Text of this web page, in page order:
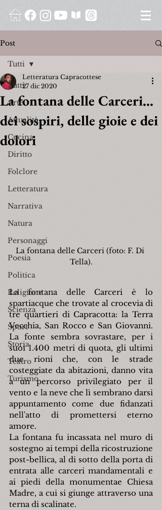
Post
Tutti
Arte
Attualità
Cucina
Diritto
Folclore
Letteratura
Narrativa
Natura
Personaggi
Poesia
Politica
Religione
Scienza
Sport
Storia
Teatro
Turismo
Tutti
La fontana delle Carceri...
dei sospiri, delle gioie e dei
dolori
Letteratura Capracottese
27 dic 2020
La fontana delle Carceri (foto: F. Di
Tella).
La fontana delle Carceri è lo
spartiacque che trovate al crocevia di
tre quartieri di Capracotta: la Terra
Vecchia, San Rocco e San Giovanni.
La fonte sembra sovrastare, per i
suoi 1.400 metri di quota, gli ultimi
due rioni che, con le strade
costeggiate da abitazioni, danno vita
a un percorso privilegiato per il
vento e la neve che lì sembrano darsi
appuntamento come due fidanzati
nell'atto di promettersi eterno
amore.
La fontana fu incassata nel muro di
sostegno ai tempi della ricostruzione
post-bellica, al di sotto della porta di
entrata alle carceri mandamentali e
ai piedi della monumentae Chiesa
Madre, a cui si giunge attraverso una
terna di scalinate.